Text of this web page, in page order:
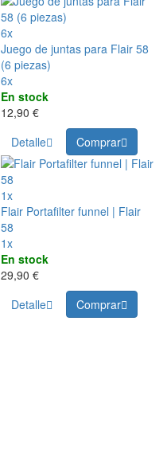
6x
Juego de juntas para Flair 58
(6 piezas)
6x
En stock
12,90 €
Detalle
Comprar
1x
Flair Portafilter funnel | Flair
58
1x
En stock
29,90 €
Detalle
Comprar